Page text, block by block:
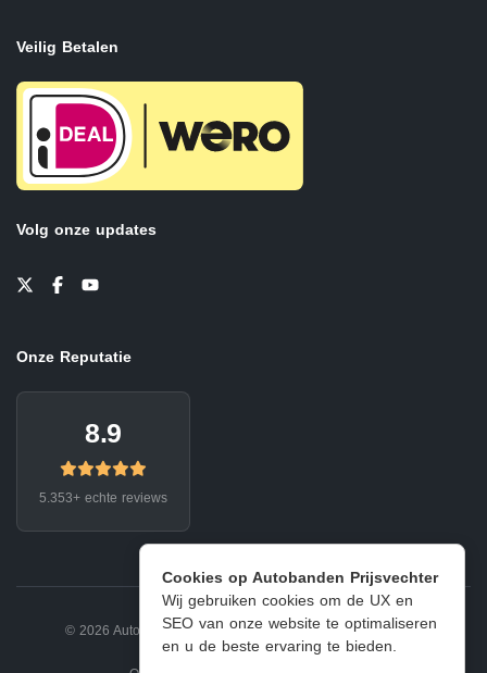
Cookies op Autobanden Prijsvechter
Wij gebruiken cookies om de UX en
SEO van onze website te optimaliseren
en u de beste ervaring te bieden.
Veilig Betalen
Volg onze updates
Onze Reputatie
8.9
5.353+ echte reviews
© 2026 Autobanden Prijsvechter. Privacy | Voorwaarden